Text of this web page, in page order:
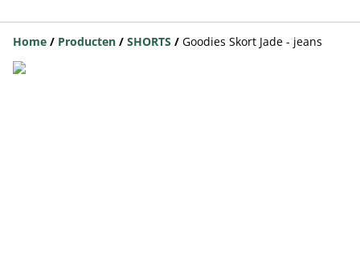
Home / Producten / SHORTS / Goodies Skort Jade - jeans